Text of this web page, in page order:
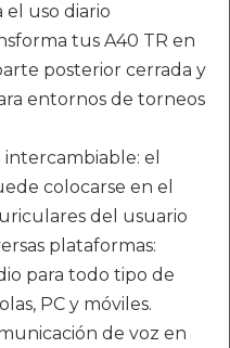
uso diario
tus A40 TR en
posterior cerrada y
entornos de torneos
el
colocarse en el
del usuario
plataformas:
para todo tipo de
PC y móviles.
de voz en